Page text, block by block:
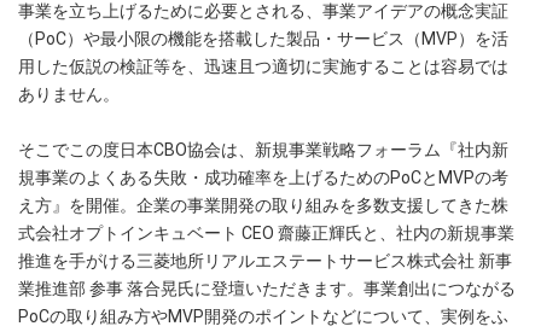
事業を立ち上げるために必要とされる、事業アイデアの概念実証
（PoC）や最小限の機能を搭載した製品・サービス（MVP）を活
用した仮説の検証等を、迅速且つ適切に実施することは容易では
ありません。
そこでこの度日本CBO協会は、新規事業戦略フォーラム『社内新
規事業のよくある失敗・成功確率を上げるためのPoCとMVPの考
え方』を開催。企業の事業開発の取り組みを多数支援してきた株
式会社オプトインキュベート CEO 齋藤正輝氏と、社内の新規事業
推進を手がける三菱地所リアルエステートサービス株式会社 新事
業推進部 参事 落合晃氏に登壇いただきます。事業創出につながる
PoCの取り組み方やMVP開発のポイントなどについて、実例をふ